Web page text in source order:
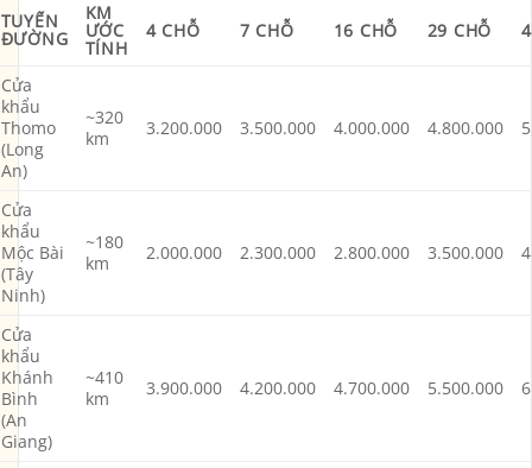
TUYẾN
ĐƯỜNG
KM
ƯỚC
TÍNH
4 CHỖ 7 CHỖ 16 CHỖ 29 CHỖ
Cửa
khẩu
Thomo
(Long
An)
~320
km
3.200.000 3.500.000 4.000.000 4.800.000
Cửa
khẩu
Mộc Bài
(Tây
Ninh)
~180
km
2.000.000 2.300.000 2.800.000 3.500.000
Cửa
khẩu
Khánh
Bình
(An
Giang)
~410
km
3.900.000 4.200.000 4.700.000 5.500.000